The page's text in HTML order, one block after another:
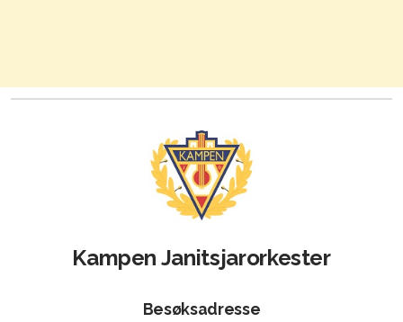
Kampen Janitsjarorkester
Besøksadresse